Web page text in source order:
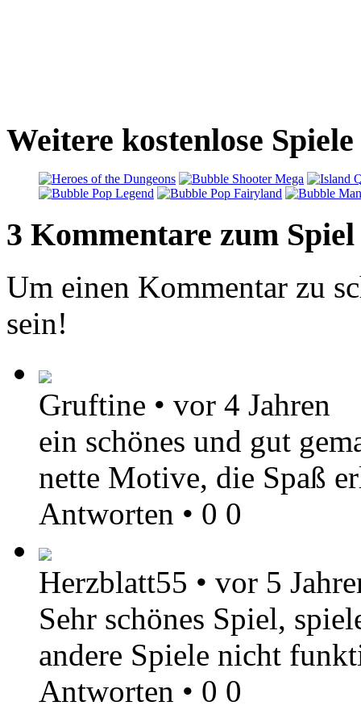
Weitere kostenlose
3 Kommentare zum Spiel
Um einen Kommentar zu
sein!
Gruftine • vor 4 Jahren
ein schönes und gut
nette Motive, die Spaß
Antworten • 0 0
Herzblatt55 • vor 5
Sehr schönes Spiel,
andere Spiele nicht
Antworten • 0 0